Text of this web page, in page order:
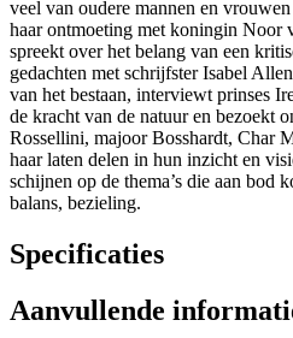
veel van oudere mannen en
haar ontmoeting met koningin Noor
spreekt over het belang van een
gedachten met schrijfster Isabel
van het bestaan, interviewt prinses
de kracht van de natuur en bezoekt
Rossellini, majoor Bosshardt, Char
haar laten delen in hun inzicht en
schijnen op de thema’s die aan bod
balans, bezieling.
Specificaties
Aanvullende